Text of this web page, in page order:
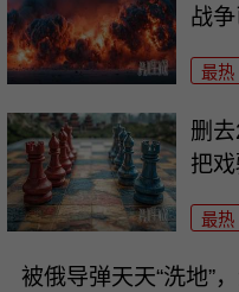
战
最热
删
把
最热
被俄导弹天天“洗地”